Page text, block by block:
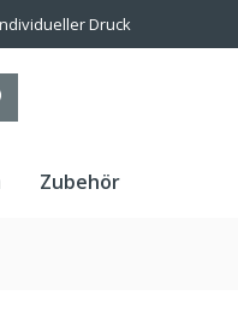
Druck
Zubehör